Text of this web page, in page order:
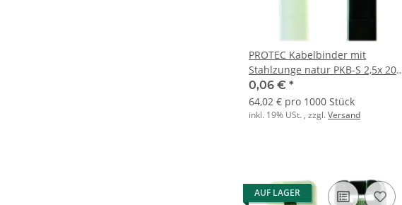
PROTEC Kabelbinder mit
Stahlzunge natur PKB-S 2,5x 200
(1000 Stk.)
0,06 € *
64,02 € pro 1000 Stück
inkl. 19% USt. , zzgl.Versand
AUF LAGER